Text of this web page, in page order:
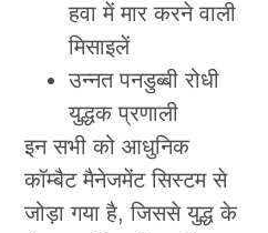
हवा में मार करने वाली
मिसाइलें
उन्नत पनडुब्बी रोधी
युद्धक प्रणाली
इन सभी को आधुनिक
कॉम्बैट मैनेजमेंट सिस्टम से
जोड़ा गया है, जिससे युद्ध के